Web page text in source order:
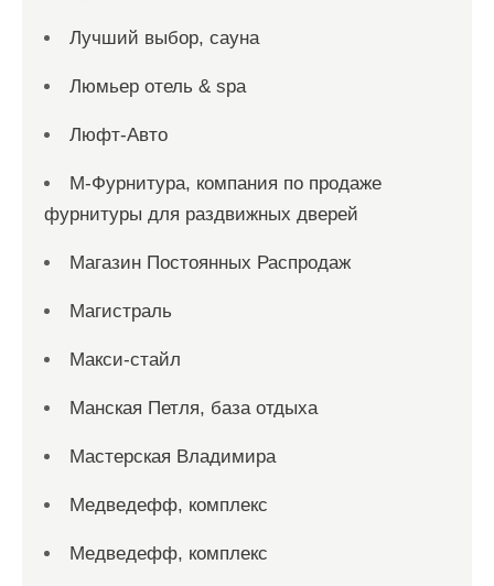
Лучший выбор, сауна
Люмьер отель & spa
Люфт-Авто
М-Фурнитура, компания по продаже
фурнитуры для раздвижных дверей
Магазин Постоянных Распродаж
Магистраль
Макси-стайл
Манская Петля, база отдыха
Мастерская Владимира
Медведефф, комплекс
Медведефф, комплекс